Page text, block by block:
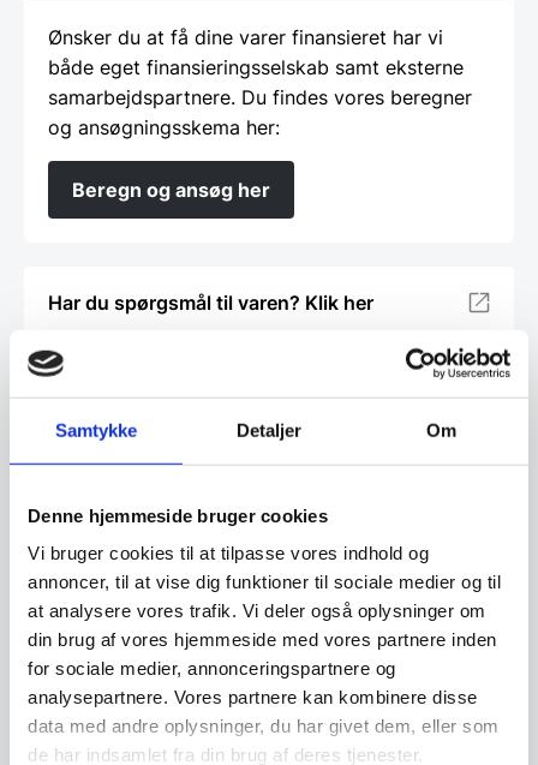
Samtykke Detaljer Om
Denne hjemmeside bruger cookies
Vi bruger cookies til at tilpasse vores indhold og
annoncer, til at vise dig funktioner til sociale medier og til
at analysere vores trafik. Vi deler også oplysninger om
din brug af vores hjemmeside med vores partnere inden
for sociale medier, annonceringspartnere og
analysepartnere. Vores partnere kan kombinere disse
data med andre oplysninger, du har givet dem, eller som
de har indsamlet fra din brug af deres tjenester.
Ønsker du at få dine varer finansieret har vi
både eget finansieringsselskab samt eksterne
samarbejdspartnere. Du findes vores beregner
og ansøgningsskema her:
Beregn og ansøg her
Har du spørgsmål til varen? Klik her
Relaterede varer
Populært SPAR OP TIL 32%